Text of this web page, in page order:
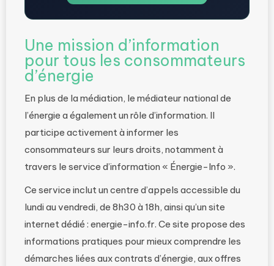
Une mission d’information
pour tous les consommateurs
d’énergie
En plus de la médiation, le médiateur national de
l’énergie a également un rôle d’information. Il
participe activement à informer les
consommateurs sur leurs droits, notamment à
travers le service d’information « Énergie-Info ».
Ce service inclut un centre d’appels accessible du
lundi au vendredi, de 8h30 à 18h, ainsi qu’un site
internet dédié : energie-info.fr. Ce site propose des
informations pratiques pour mieux comprendre les
démarches liées aux contrats d’énergie, aux offres